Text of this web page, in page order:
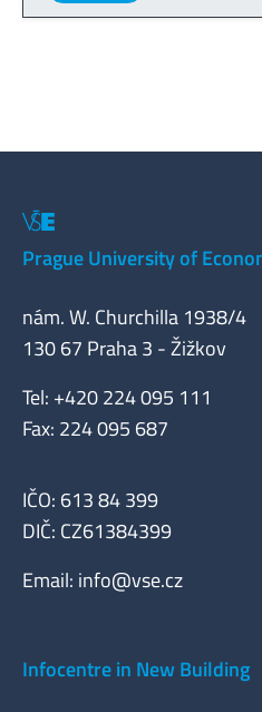
Prague University of
nám. W. Churchilla 1938/4
130 67 Praha 3 - Žižkov
Tel: +420 224 095 111
Fax: 224 095 687
IČO: 613 84 399
DIČ: CZ61384399
Email: info@vse.cz
Infocentre in New Building